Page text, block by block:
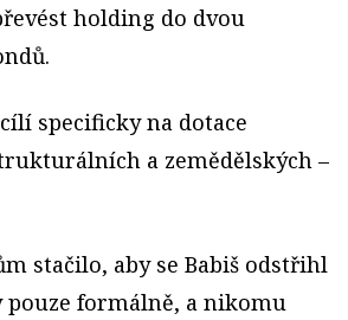
holding do dvou
specificky na dotace
a zemědělských –
stačilo, aby se Babiš odstřihl
formálně, a nikomu